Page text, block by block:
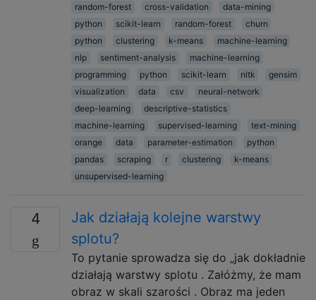
random-forest
cross-validation
data-mining
python
scikit-learn random-forest
churn
python
clustering k-means
machine-learning
nlp
sentiment-analysis
machine-learning
programming
python scikit-learn nltk
gensim
visualization
data csv
neural-network
deep-learning
descriptive-statistics
machine-learning
supervised-learning
text-mining
orange
data parameter-estimation
python
pandas
scraping r clustering
k-means
unsupervised-learning
4
Jak działają kolejne warstwy
splotu?
To pytanie sprowadza się do „jak dokładnie
działają warstwy splotu . Załóżmy, że mam
obraz w skali szarości . Obraz ma jeden